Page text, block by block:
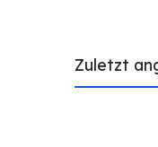
Zuletzt